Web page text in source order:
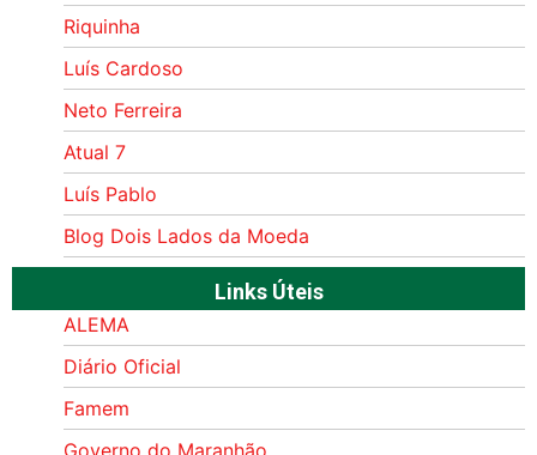
Riquinha
Luís Cardoso
Neto Ferreira
Atual 7
Luís Pablo
Blog Dois Lados da Moeda
Links Úteis
ALEMA
Diário Oficial
Famem
Governo do Maranhão